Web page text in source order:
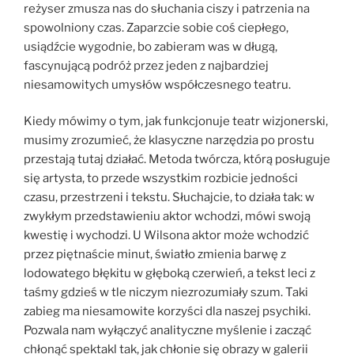
reżyser zmusza nas do słuchania ciszy i patrzenia na
spowolniony czas. Zaparzcie sobie coś ciepłego,
usiądźcie wygodnie, bo zabieram was w długą,
fascynującą podróż przez jeden z najbardziej
niesamowitych umysłów współczesnego teatru.
Kiedy mówimy o tym, jak funkcjonuje teatr wizjonerski,
musimy zrozumieć, że klasyczne narzędzia po prostu
przestają tutaj działać. Metoda twórcza, którą posługuje
się artysta, to przede wszystkim rozbicie jedności
czasu, przestrzeni i tekstu. Słuchajcie, to działa tak: w
zwykłym przedstawieniu aktor wchodzi, mówi swoją
kwestię i wychodzi. U Wilsona aktor może wchodzić
przez piętnaście minut, światło zmienia barwę z
lodowatego błękitu w głęboką czerwień, a tekst leci z
taśmy gdzieś w tle niczym niezrozumiały szum. Taki
zabieg ma niesamowite korzyści dla naszej psychiki.
Pozwala nam wyłączyć analityczne myślenie i zacząć
chłonąć spektakl tak, jak chłonie się obrazy w galerii